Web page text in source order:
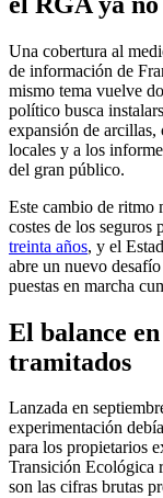
Una cobertura al
de información de
mismo tema vuelve
político busca
expansión de arcillas,
locales y a los
del gran público.
Este cambio de ritmo
costes de los seguros
treinta años, y el
abre un nuevo
puestas en marcha
El balance
tramitados
Lanzada en
experimentación
para los propietarios
Transición Ecológica
son las cifras brutas